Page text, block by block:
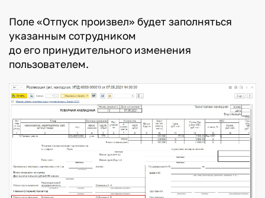
Поле «Отпуск произвел» будет заполняться
указанным сотрудником
до его принудительного изменения
пользователем.